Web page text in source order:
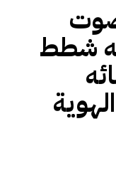
شطط